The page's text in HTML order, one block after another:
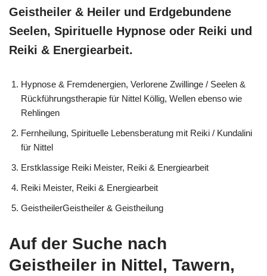
Geistheiler & Heiler und Erdgebundene
Seelen, Spirituelle Hypnose oder Reiki und
Reiki & Energiearbeit.
Hypnose & Fremdenergien, Verlorene Zwillinge / Seelen &
Rückführungstherapie für Nittel Köllig, Wellen ebenso wie
Rehlingen
Fernheilung, Spirituelle Lebensberatung mit Reiki / Kundalini
für Nittel
Erstklassige Reiki Meister, Reiki & Energiearbeit
Reiki Meister, Reiki & Energiearbeit
GeistheilerGeistheiler & Geistheilung
Auf der Suche nach
Geistheiler in Nittel, Tawern,